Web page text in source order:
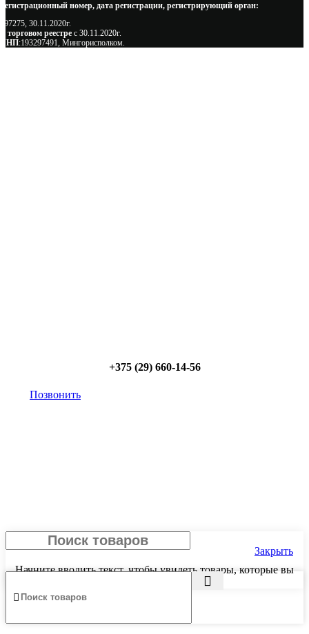
Регистрационный номер, дата регистрации, регистрирующий орган:
497275, 30.11.2020г.
В торговом реестре с 30.11.2020г.
УНП:193297491, Мингорисполком.
+375 (29) 660-14-56
Позвонить
Начните вводить текст, чтобы увидеть товары, которые вы
Закрыть